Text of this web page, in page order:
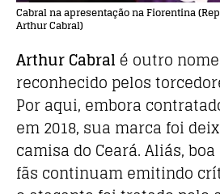
Cabral na apresentação na Fiorentina
Arthur Cabral)
Arthur Cabral é outro
reconhecido pelos
Por aqui, embora
em 2018, sua marca foi
camisa do Ceará. Aliás,
fãs continuam emitindo